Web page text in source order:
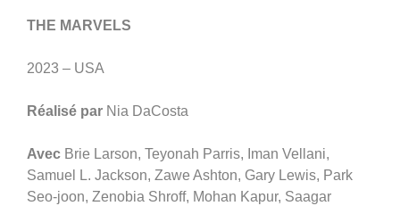
THE MARVELS
2023 – USA
Réalisé par Nia DaCosta
Avec Brie Larson, Teyonah Parris, Iman Vellani,
Samuel L. Jackson, Zawe Ashton, Gary Lewis, Park
Seo-joon, Zenobia Shroff, Mohan Kapur, Saagar